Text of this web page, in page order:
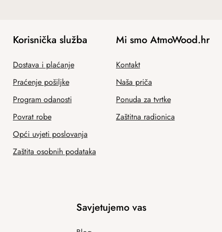
Korisnička služba
Dostava i plaćanje
Praćenje pošiljke
Program odanosti
Povrat robe
Opći uvjeti poslovanja
Zaštita osobnih podataka
Mi smo AtmoWood.hr
Kontakt
Naša priča
Ponuda za tvrtke
Zaštitna radionica
Savjetujemo vas